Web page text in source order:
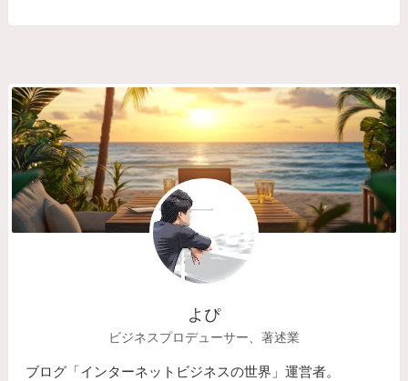
よぴ
ビジネスプロデューサー、著述業
ブログ「インターネットビジネスの世界」運営者。